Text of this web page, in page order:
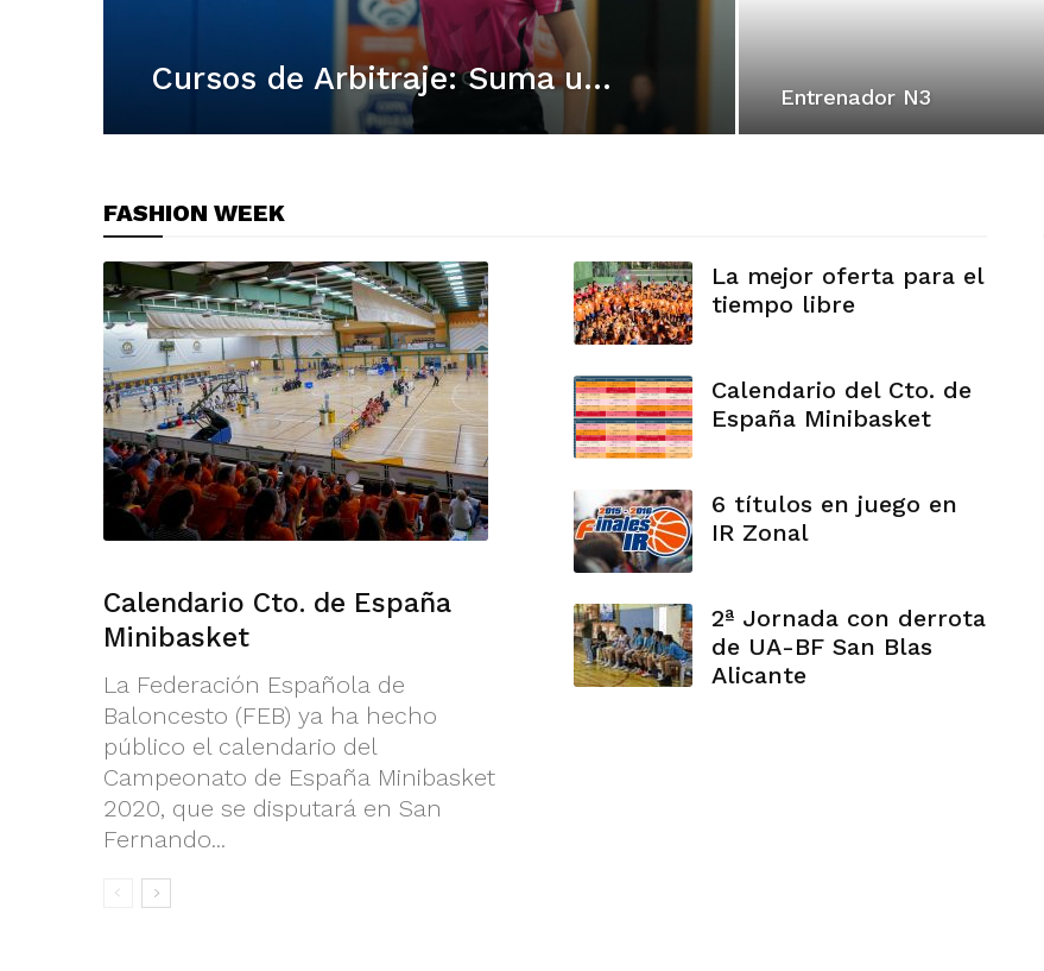
Cursos de Arbitraje: Suma una nueva experiencia en el baloncesto Entrenador N3
FASHION WEEK
Calendario Cto. de España
Minibasket
La Federación Española de
Baloncesto (FEB) ya ha hecho
público el calendario del
Campeonato de España Minibasket
2020, que se disputará en San
Fernando...
La mejor oferta para el
tiempo libre
Calendario del Cto. de
España Minibasket
6 títulos en juego en
IR Zonal
2ª Jornada con derrota
de UA-BF San Blas
Alicante